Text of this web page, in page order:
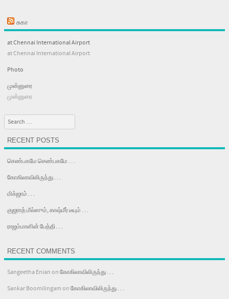
சுகா
at Chennai International Airport
at Chennai International Airport
Photo
முன்னுரை
முன்னுரை
Search
RECENT POSTS
செண்பகமே செண்பகமே . . .
கோகிலாவிலிருந்து . . .
மிக்ஜாம் . . .
குஜராத் மீல்ஸும், காஷ்மீர் டீயும் . . .
ராஜம்மாளின் பேத்தி . . .
RECENT COMMENTS
Sangeetha Enian on கோகிலாவிலிருந்து . . .
Sankar Boomilingam on கோகிலாவிலிருந்து . . .